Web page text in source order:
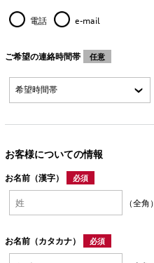
電話 e-mail
ご希望の連絡時間帯 任意
お客様についての情報
お名前（漢字） 必須
（全角）
お名前（カタカナ） 必須